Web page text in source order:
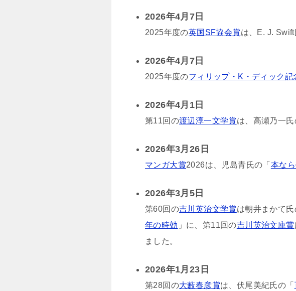
2026年4月7日
2025年度の英国SF協会賞は、E. J.
2026年4月7日
2025年度のフィリップ・K・ディック記
2026年4月1日
第11回の渡辺淳一文学賞は、高瀬乃一氏
2026年3月26日
マンガ大賞2026は、児島青氏の「 本な
2026年3月5日
第60回の吉川英治文学賞は朝井まかて氏
年の時効 」に、第11回の吉川英治文庫賞
ました。
2026年1月23日
第28回の大藪春彦賞は、伏尾美紀氏の「